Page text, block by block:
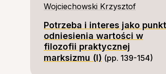
Wojciechowski Krzysztof
Potrzeba i interes jako
odniesienia wartości w
filozofii praktycznej
marksizmu (I) (pp. 139-154)